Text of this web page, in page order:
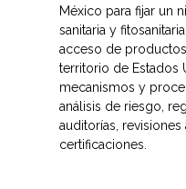
México para fijar un
sanitaria y
acceso de
territorio de Estados
mecanismos y
análisis de riesgo,
auditorías,
certificaciones.